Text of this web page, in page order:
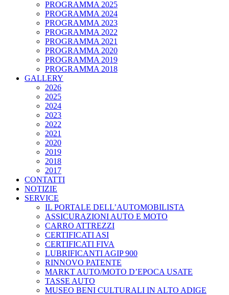
PROGRAMMA 2025
PROGRAMMA 2024
PROGRAMMA 2023
PROGRAMMA 2022
PROGRAMMA 2021
PROGRAMMA 2020
PROGRAMMA 2019
PROGRAMMA 2018
GALLERY
2026
2025
2024
2023
2022
2021
2020
2019
2018
2017
CONTATTI
NOTIZIE
SERVICE
IL PORTALE DELL’AUTOMOBILISTA
ASSICURAZIONI AUTO E MOTO
CARRO ATTREZZI
CERTIFICATI ASI
CERTIFICATI FIVA
LUBRIFICANTI AGIP 900
RINNOVO PATENTE
MARKT AUTO/MOTO D’EPOCA USATE
TASSE AUTO
MUSEO BENI CULTURALI IN ALTO ADIGE